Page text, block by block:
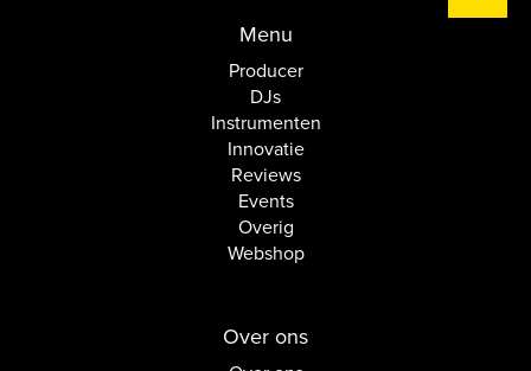
Menu
Producer
DJs
Instrumenten
Innovatie
Reviews
Events
Overig
Webshop
Over ons